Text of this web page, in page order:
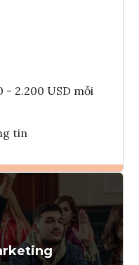
- 2.200 USD mỗi
tin
Tham vấn Interlink